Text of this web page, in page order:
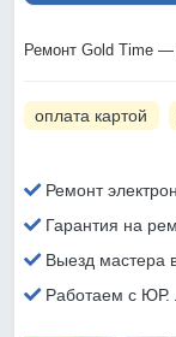
Ремонт Gold Time
оплата картой
Ремонт
Гарантия на
Выезд мастера
Работаем с